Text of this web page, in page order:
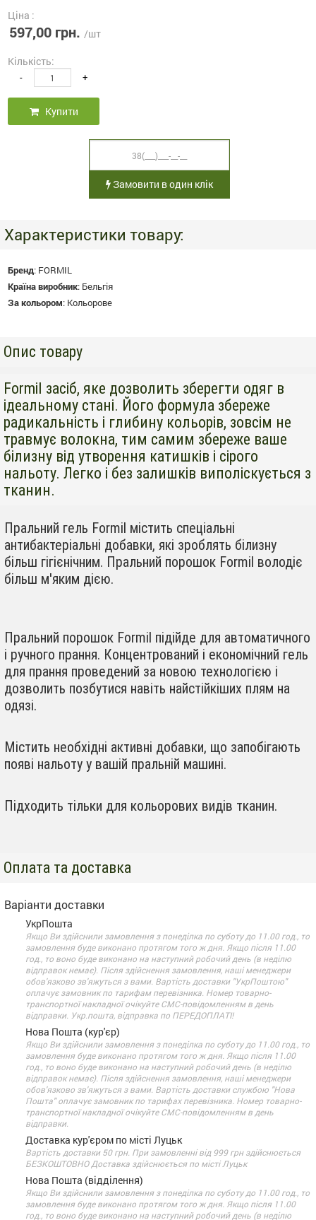
Ціна :
597,00 грн. /шт
Кількість:
- +
Купити
Замовити в один клік
Характеристики товару:
Бренд: FORMIL
Країна виробник: Бельгія
За кольором: Кольорове
Опис товару
Formil засіб, яке дозволить зберегти одяг в
ідеальному стані. Його формула збереже
радикальність і глибину кольорів, зовсім не
травмує волокна, тим самим збереже ваше
білизну від утворення катишків і сірого
нальоту. Легко і без залишків виполіскується з
тканин.
Пральний гель Formil містить спеціальні
антибактеріальні добавки, які зроблять білизну
більш гігієнічним. Пральний порошок Formil володіє
більш м'яким дією.
Пральний порошок Formil підійде для автоматичного
і ручного прання. Концентрований і економічний гель
для прання проведений за новою технологією і
дозволить позбутися навіть найстійкіших плям на
одязі.
Містить необхідні активні добавки, що запобігають
появі нальоту у вашій пральній машині.
Підходить тільки для кольорових видів тканин.
Оплата та доставка
Варіанти доставки
УкрПошта
Якщо Ви здійснили замовлення з понеділка по суботу до 11.00 год., то
замовлення буде виконано протягом того ж дня. Якщо після 11.00
год., то воно буде виконано на наступний робочий день (в неділю
відправок немає). Після здійснення замовлення, наші менеджери
обов'язково зв'яжуться з вами. Вартість доставки "УкрПоштою"
оплачує замовник по тарифам перевізника. Номер товарно-
транспортної накладної очікуйте СМС-повідомленням в день
відправки. Укр.пошта, відправка по ПЕРЕДОПЛАТІ!
Нова Пошта (кур'єр)
Якщо Ви здійснили замовлення з понеділка по суботу до 11.00 год., то
замовлення буде виконано протягом того ж дня. Якщо після 11.00
год., то воно буде виконано на наступний робочий день (в неділю
відправок немає). Після здійснення замовлення, наші менеджери
обов'язково зв'яжуться з вами. Вартість доставки службою "Нова
Пошта" оплачує замовник по тарифах перевізника. Номер товарно-
транспортної накладної очікуйте СМС-повідомленням в день
відправки.
Доставка кур'єром по місті Луцьк
Вартість доставки 50 грн. При замовленні від 999 грн здійснюється
БЕЗКОШТОВНО Доставка здійснюється по місті Луцьк
Нова Пошта (відділення)
Якщо Ви здійснили замовлення з понеділка по суботу до 11.00 год., то
замовлення буде виконано протягом того ж дня. Якщо після 11.00
год., то воно буде виконано на наступний робочий день (в неділю